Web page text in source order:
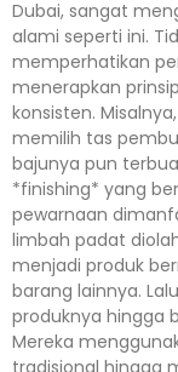
Dubai, sangat
alami seperti ini.
memperhatikan
menerapkan
konsisten.
memilih tas
bajunya pun
*finishing* yang
pewarnaan
limbah padat
menjadi produk
barang lainnya.
produknya hingga
Mereka